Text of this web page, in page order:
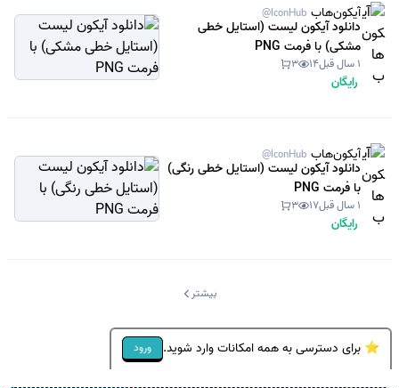
آیکون‌هاب @IconHub
دانلود آیکون لیست (استایل خطی
مشکی) با فرمت PNG
1 سال قبل 14
3
رایگان
آیکون‌هاب @IconHub
دانلود آیکون لیست (استایل خطی رنگی)
با فرمت PNG
1 سال قبل 17
3
رایگان
بیشتر
⭐ برای دسترسی به همه امکانات وارد شوید. ورود